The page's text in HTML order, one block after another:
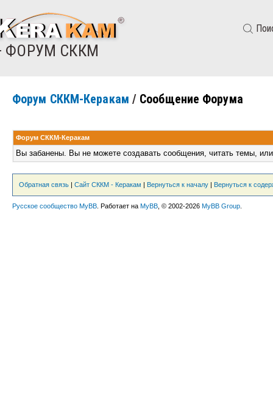
ФОРУМ СККМ
Форум СККМ-Керакам / Сообщение Форума
Форум СККМ-Керакам
Вы забанены. Вы не можете создавать сообщения, читать темы,
Обратная связь | Сайт СККМ - Керакам | Вернуться к началу | Вернуться к
Русское сообщество MyBB . Работает на MyBB , © 2002-2026 MyBB Group